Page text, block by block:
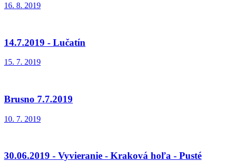
16. 8. 2019
14.7.2019 - Lučatín
15. 7. 2019
Brusno 7.7.2019
10. 7. 2019
30.06.2019 - Vyvieranie - Kraková hoľa - Pusté